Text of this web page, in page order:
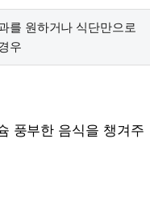
를 원하거나 식단만으로
우
풍부한 음식을 챙겨주